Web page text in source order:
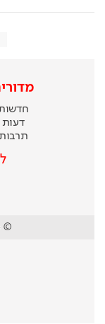
מדורים
חדשות
דעות
תרבות
© כל